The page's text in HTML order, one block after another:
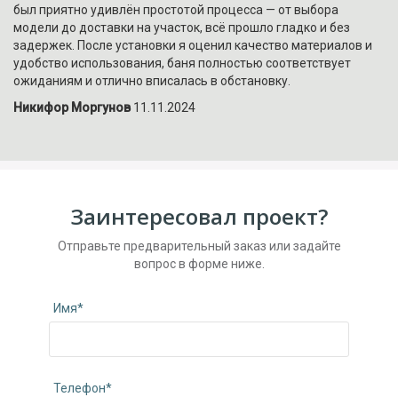
был приятно удивлён простотой процесса — от выбора
модели до доставки на участок, всё прошло гладко и без
задержек. После установки я оценил качество материалов и
удобство использования, баня полностью соответствует
ожиданиям и отлично вписалась в обстановку.
Никифор Моргунов11.11.2024
Заинтересовал проект?
Отправьте предварительный заказ или задайте
вопрос в форме ниже.
Имя*
Телефон*